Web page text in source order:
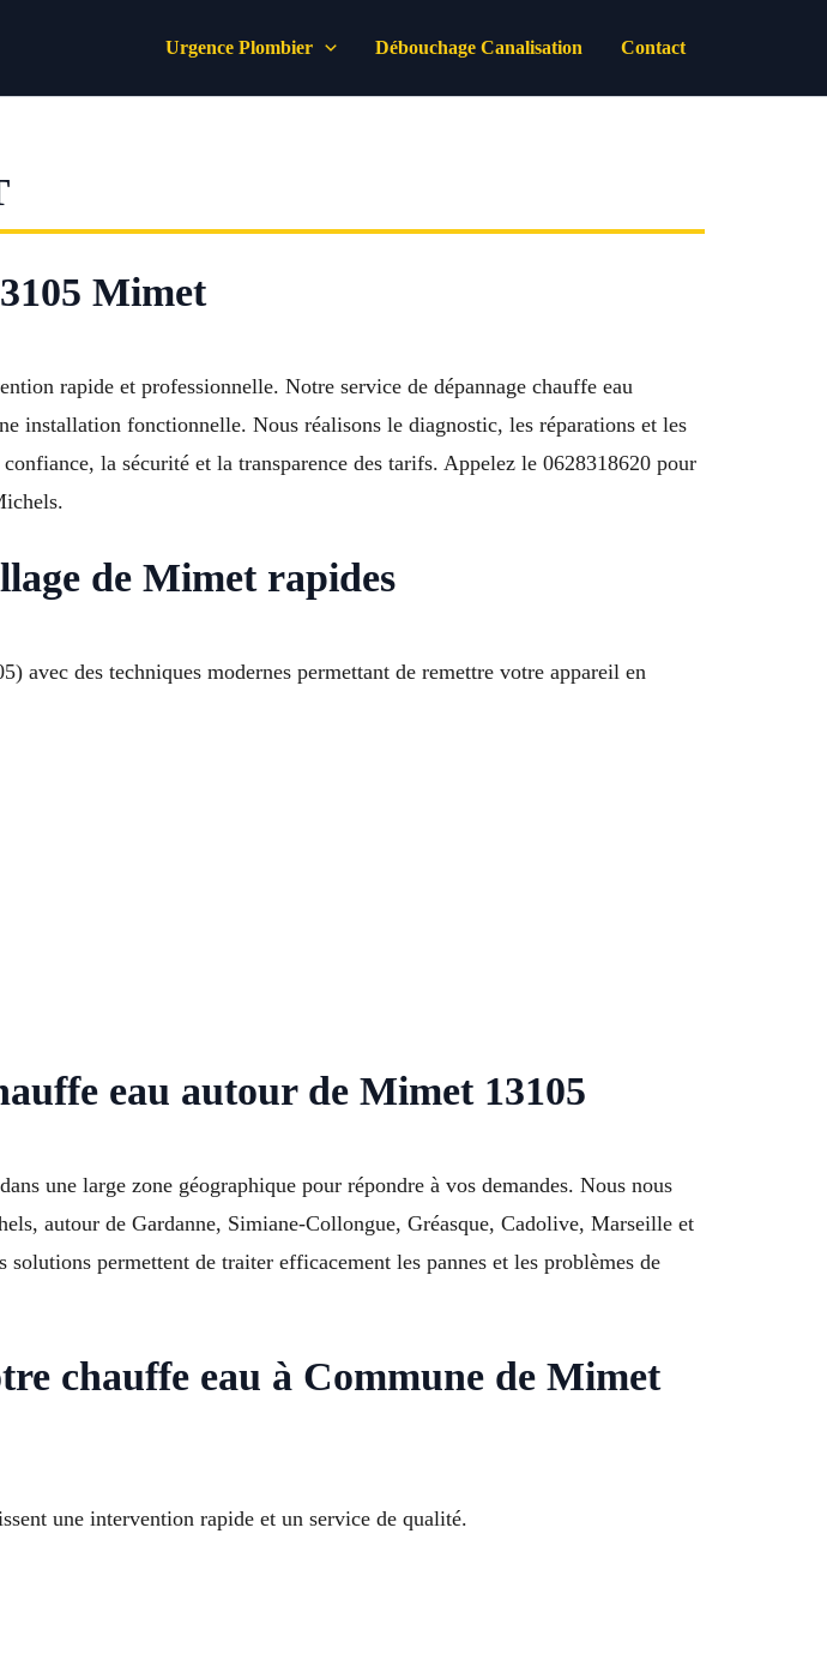
Urgence Plombier Débouchage Canalisation Contact
Mimet
rapide et professionnelle. Notre service de dépannage chauffe eau
installation fonctionnelle. Nous réalisons le diagnostic, les réparations et les
la sécurité et la transparence des tarifs. Appelez le 0628318620 pour
de Mimet rapides
avec des techniques modernes permettant de remettre votre appareil en
eau autour de Mimet 13105
une large zone géographique pour répondre à vos demandes. Nous nous
autour de Gardanne, Simiane-Collongue, Gréasque, Cadolive, Marseille et
permettent de traiter efficacement les pannes et les problèmes de
chauffe eau à Commune de Mimet
une intervention rapide et un service de qualité.